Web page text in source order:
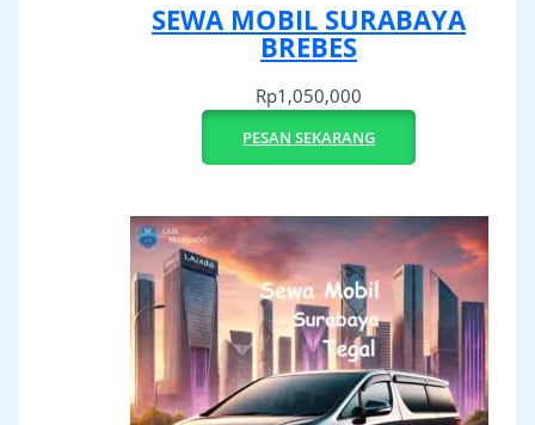
SEWA MOBIL SURABAYA
BREBES
Rp1,050,000
PESAN SEKARANG